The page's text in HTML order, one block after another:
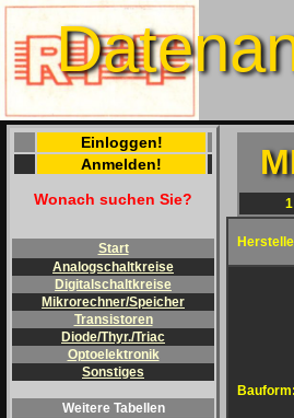
Einloggen!
Anmelden!
Wonach suchen Sie?
Start
Analogschaltkreise
Digitalschaltkreise
Mikrorechner/Speicher
Transistoren
Diode/Thyr./Triac
Optoelektronik
Sonstiges
Weitere Tabellen
Bauform: